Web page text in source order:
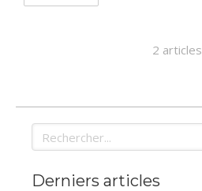
2 articles
Rechercher
Derniers articles